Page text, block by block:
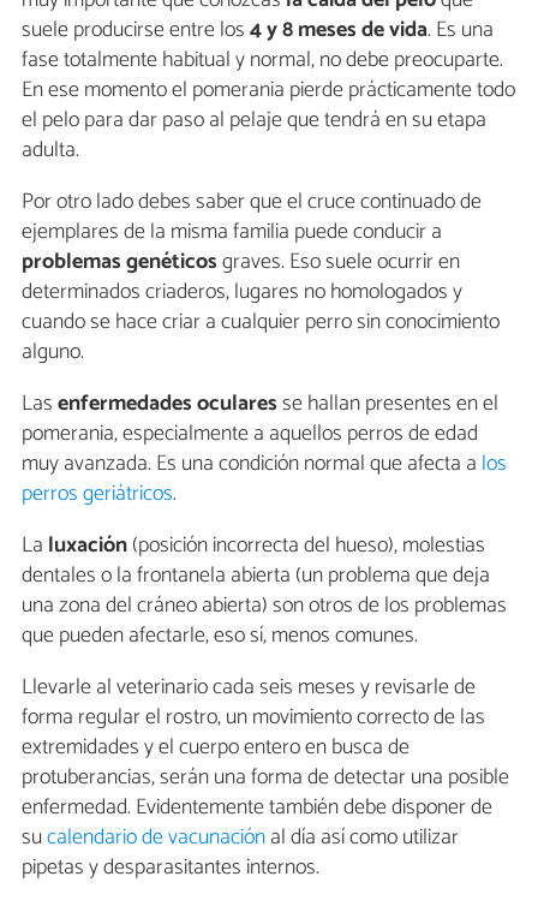
suele producirse entre los4 y 8 meses de vida. Es una
fase totalmente habitual y normal, no debe preocuparte.
En ese momento el pomerania pierde prácticamente todo
el pelo para dar paso al pelaje que tendrá en su etapa
adulta.
Por otro lado debes saber que el cruce continuado de
ejemplares de la misma familia puede conducir a
problemas genéticosgraves. Eso suele ocurrir en
determinados criaderos, lugares no homologados y
cuando se hace criar a cualquier perro sin conocimiento
alguno.
Lasenfermedades ocularesse hallan presentes en el
pomerania, especialmente a aquellos perros de edad
muy avanzada. Es una condición normal que afecta a los
perros geriátricos.
La luxación(posición incorrecta del hueso), molestias
dentales o la frontanela abierta (un problema que deja
una zona del cráneo abierta) son otros de los problemas
que pueden afectarle, eso sí, menos comunes.
Llevarle al veterinario cada seis meses y revisarle de
forma regular el rostro, un movimiento correcto de las
extremidades y el cuerpo entero en busca de
protuberancias, serán una forma de detectar una posible
enfermedad. Evidentemente también debe disponer de
sucalendario de vacunaciónal día así como utilizar
pipetas y desparasitantes internos.